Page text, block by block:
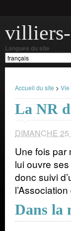
Langues du site
Accueil du site > Vie
La NR
DIMANCHE
Une fois par
lui ouvre
donc suivi
Dans la